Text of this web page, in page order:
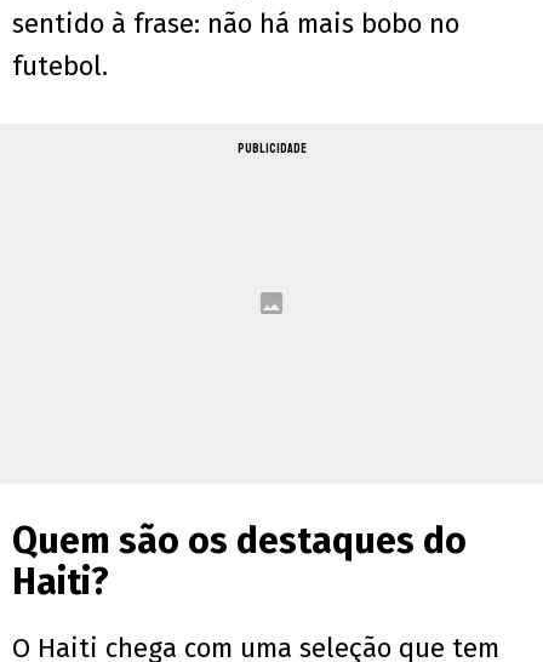
sentido à frase: não há mais bobo no
futebol.
PUBLICIDADE
Quem são os destaques do
Haiti?
O Haiti chega com uma seleção que tem